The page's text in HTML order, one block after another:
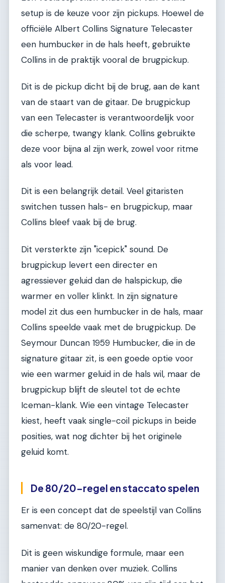
setup is de keuze voor zijn pickups. Hoewel de
officiële Albert Collins Signature Telecaster
een humbucker in de hals heeft, gebruikte
Collins in de praktijk vooral de brugpickup.
Dit is de pickup dicht bij de brug, aan de kant
van de staart van de gitaar. De brugpickup
van een Telecaster is verantwoordelijk voor
die scherpe, twangy klank. Collins gebruikte
deze voor bijna al zijn werk, zowel voor ritme
als voor lead.
Dit is een belangrijk detail. Veel gitaristen
switchen tussen hals- en brugpickup, maar
Collins bleef vaak bij de brug.
Dit versterkte zijn "icepick" sound. De
brugpickup levert een directer en
agressiever geluid dan de halspickup, die
warmer en voller klinkt. In zijn signature
model zit dus een humbucker in de hals, maar
Collins speelde vaak met de brugpickup. De
Seymour Duncan 1959 Humbucker, die in de
signature gitaar zit, is een goede optie voor
wie een warmer geluid in de hals wil, maar de
brugpickup blijft de sleutel tot de echte
Iceman-klank. Wie een vintage Telecaster
kiest, heeft vaak single-coil pickups in beide
posities, wat nog dichter bij het originele
geluid komt.
De 80/20-regel en staccato spelen
Er is een concept dat de speelstijl van Collins
samenvat: de 80/20-regel.
Dit is geen wiskundige formule, maar een
manier van denken over muziek. Collins